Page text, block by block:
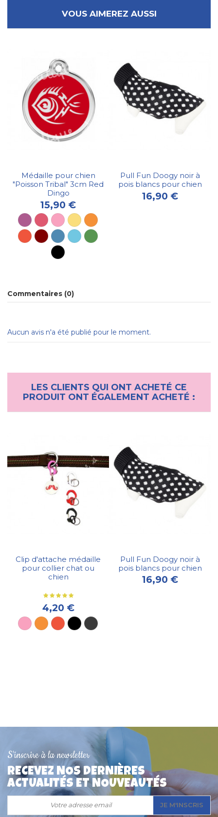
VOUS AIMEREZ AUSSI
Médaille pour chien
"Poisson Tribal" 3cm Red
Dingo
15,90 €
Pull Fun Doogy noir à
pois blancs pour chien
16,90 €
Commentaires (0)
Aucun avis n'a été publié pour le moment.
LES CLIENTS QUI ONT ACHETÉ CE
PRODUIT ONT ÉGALEMENT ACHETÉ :
Clip d'attache médaille
pour collier chat ou
chien
4,20 €
Pull Fun Doogy noir à
pois blancs pour chien
16,90 €
S'inscrire à la newsletter
RECEVEZ NOS DERNIÈRES
ACTUALITÉS ET NOUVEAUTÉS
JE M'INSCRIS